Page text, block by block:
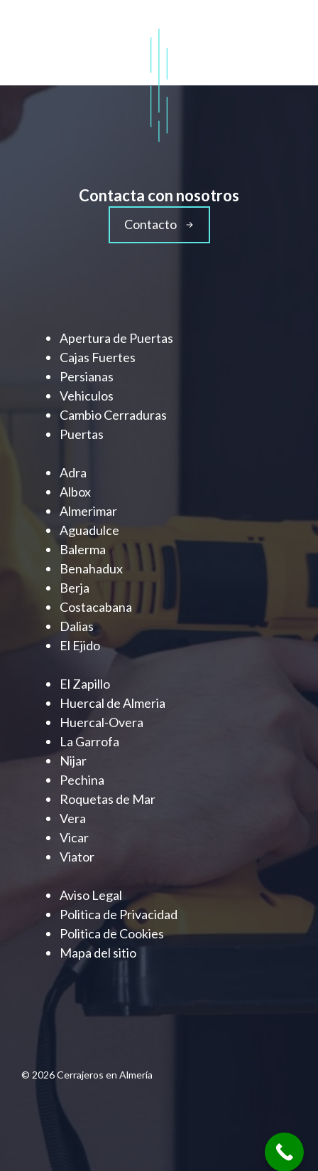
Contacta con nosotros
Contacto
Apertura de Puertas
Cajas Fuertes
Persianas
Vehiculos
Cambio Cerraduras
Puertas
Adra
Albox
Almerimar
Aguadulce
Balerma
Benahadux
Berja
Costacabana
Dalias
El Ejido
El Zapillo
Huercal de Almeria
Huercal-Overa
La Garrofa
Nijar
Pechina
Roquetas de Mar
Vera
Vicar
Viator
Aviso Legal
Politica de Privacidad
Politica de Cookies
Mapa del sitio
© 2026 Cerrajeros en Almería